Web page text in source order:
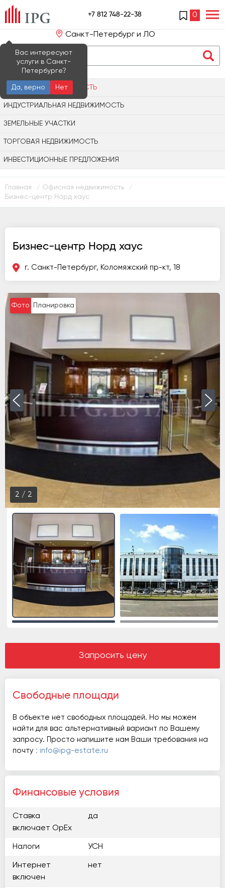
+7 812 748-22-38 0
Санкт-Петербург и ЛО
Вас интересуют
услуги в Санкт-
Петербурге?
Да, верно Нет
ОФИСНАЯ НЕДВИЖИМОСТЬ
ИНДУСТРИАЛЬНАЯ НЕДВИЖИМОСТЬ
ЗЕМЕЛЬНЫЕ УЧАСТКИ
ТОРГОВАЯ НЕДВИЖИМОСТЬ
ИНВЕСТИЦИОННЫЕ ПРЕДЛОЖЕНИЯ
Главная / Офисная недвижимость /
Бизнес-центр Норд хаус
Бизнес-центр Норд хаус
г. Санкт-Петербург, Коломяжский пр-кт, 18
Фото Планировка
1/ 2
Запросить цену
Свободные площади
В объекте нет свободных площадей. Но мы можем
найти для вас альтернативный вариант по Вашему
запросу. Просто напишите нам Ваши требования на
почту : info@ipg-estate.ru
Финансовые условия
Ставка
включает OpEx
да
Налоги УСН
Интернет
включен
нет